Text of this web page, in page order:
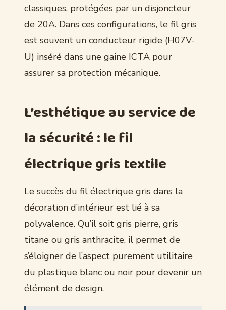
classiques, protégées par un disjoncteur
de 20A. Dans ces configurations, le fil gris
est souvent un conducteur rigide (H07V-
U) inséré dans une gaine ICTA pour
assurer sa protection mécanique.
L’esthétique au service de
la sécurité : le fil
électrique gris textile
Le succès du fil électrique gris dans la
décoration d’intérieur est lié à sa
polyvalence. Qu’il soit gris pierre, gris
titane ou gris anthracite, il permet de
s’éloigner de l’aspect purement utilitaire
du plastique blanc ou noir pour devenir un
élément de design.